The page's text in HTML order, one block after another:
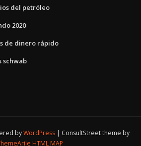
del petróleo
2020
de dinero rápido
schwab
byWordPress
ConsultStreet theme by
HTML MAP